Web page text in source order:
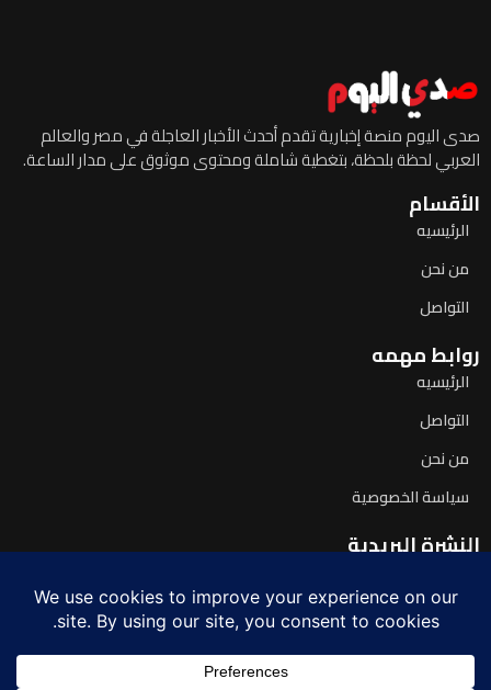
صدى اليوم منصة إخبارية تقدم أحدث الأخبار العاجلة في مصر والعالم
العربي لحظة بلحظة، بتغطية شاملة ومحتوى موثوق على مدار الساعة.
الأقسام
الرئيسيه
من نحن
التواصل
روابط مهمه
الرئيسيه
التواصل
من نحن
سياسة الخصوصية
النشرة البريدية